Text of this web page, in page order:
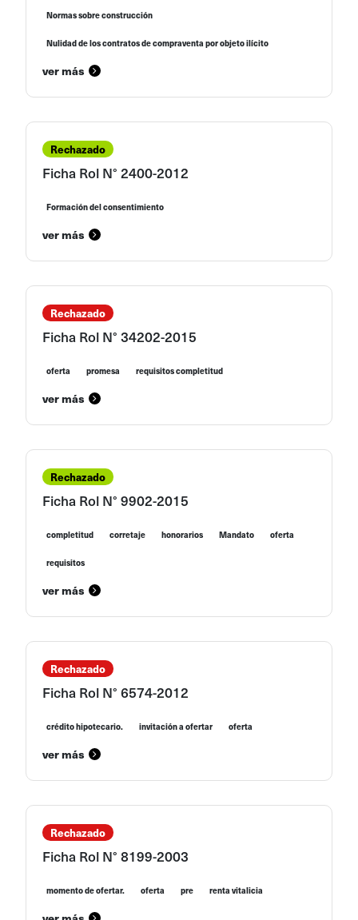
Normas sobre construcción
Nulidad de los contratos de compraventa por objeto ilícito
ver más
Rechazado
Ficha Rol N° 2400-2012
Formación del consentimiento
ver más
Rechazado
Ficha Rol N° 34202-2015
oferta promesa requisitos completitud
ver más
Rechazado
Ficha Rol N° 9902-2015
completitud corretaje honorarios Mandato oferta
requisitos
ver más
Rechazado
Ficha Rol N° 6574-2012
crédito hipotecario. invitación a ofertar oferta
ver más
Rechazado
Ficha Rol N° 8199-2003
momento de ofertar. oferta pre renta vitalicia